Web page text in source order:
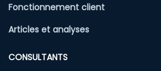
Fonctionnement client
Articles et analyses
CONSULTANTS